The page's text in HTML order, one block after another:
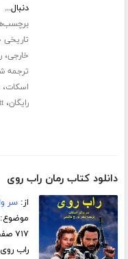
دنبال...
تاریخی
خارجی،
ترجمه
اسکات،
رایگان،
دانلود کتاب رمان راب روی
از:سر
۷۱۷ صفحه
راب